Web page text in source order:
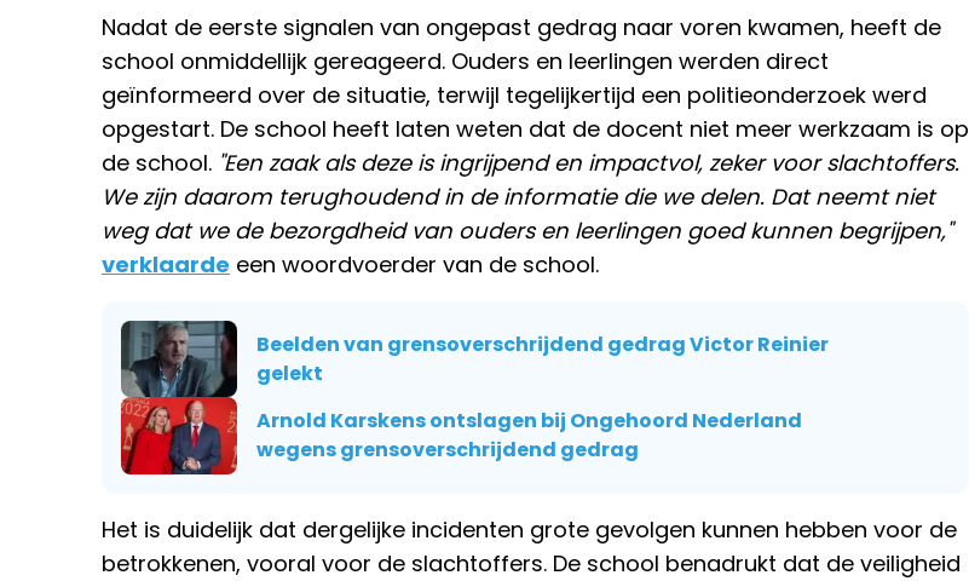
Nadat de eerste signalen van ongepast gedrag naar voren kwamen, heeft de
school onmiddellijk gereageerd. Ouders en leerlingen werden direct
geïnformeerd over de situatie, terwijl tegelijkertijd een politieonderzoek werd
opgestart. De school heeft laten weten dat de docent niet meer werkzaam is op
de school. "Een zaak als deze is ingrijpend en impactvol, zeker voor slachtoffers.
We zijn daarom terughoudend in de informatie die we delen. Dat neemt niet
weg dat we de bezorgdheid van ouders en leerlingen goed kunnen begrijpen,"
verklaarde een woordvoerder van de school.
Beelden van grensoverschrijdend gedrag Victor Reinier
gelekt
Arnold Karskens ontslagen bij Ongehoord Nederland
wegens grensoverschrijdend gedrag
Het is duidelijk dat dergelijke incidenten grote gevolgen kunnen hebben voor de
betrokkenen, vooral voor de slachtoffers. De school benadrukt dat de veiligheid